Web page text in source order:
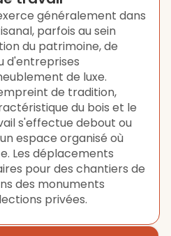
généralement dans
parfois au sein
du patrimoine, de
d'entreprises
de luxe.
de tradition,
du bois et le
s'effectue debout ou
espace organisé où
Les déplacements
pour des chantiers de
des monuments
privées.